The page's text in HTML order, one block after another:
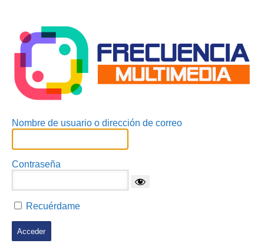
Nombre de usuario o dirección de correo
Contraseña
Recuérdame